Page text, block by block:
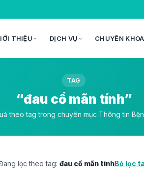
THIỆU DỊCH VỤ CHUYÊN KHOA
TAG
“đau cổ mãn tính”
theo tag trong chuyên mục Thông tin
lọc theo tag: đau cổ mãn tínhBỏ lọc